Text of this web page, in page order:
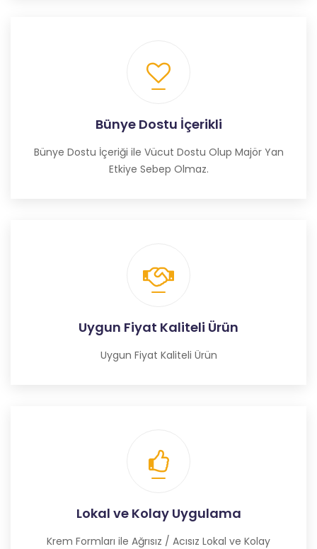
Bünye Dostu İçerikli
Bünye Dostu İçeriği ile Vücut Dostu Olup Majör Yan
Etkiye Sebep Olmaz.
Uygun Fiyat Kaliteli Ürün
Uygun Fiyat Kaliteli Ürün
Lokal ve Kolay Uygulama
Krem Formları ile Ağrısız / Acısız Lokal ve Kolay